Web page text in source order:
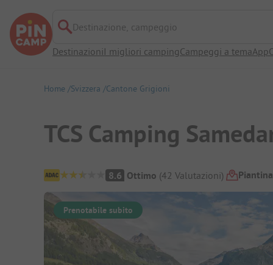
Destinazione, campeggio
DestinazioniI migliori campingCampeggi a temaApp
Home Svizzera Cantone Grigioni
TCS Camping
Panoramica del campeggio
8.6 Ottimo (42 Valutazioni)
Prenotabile subito